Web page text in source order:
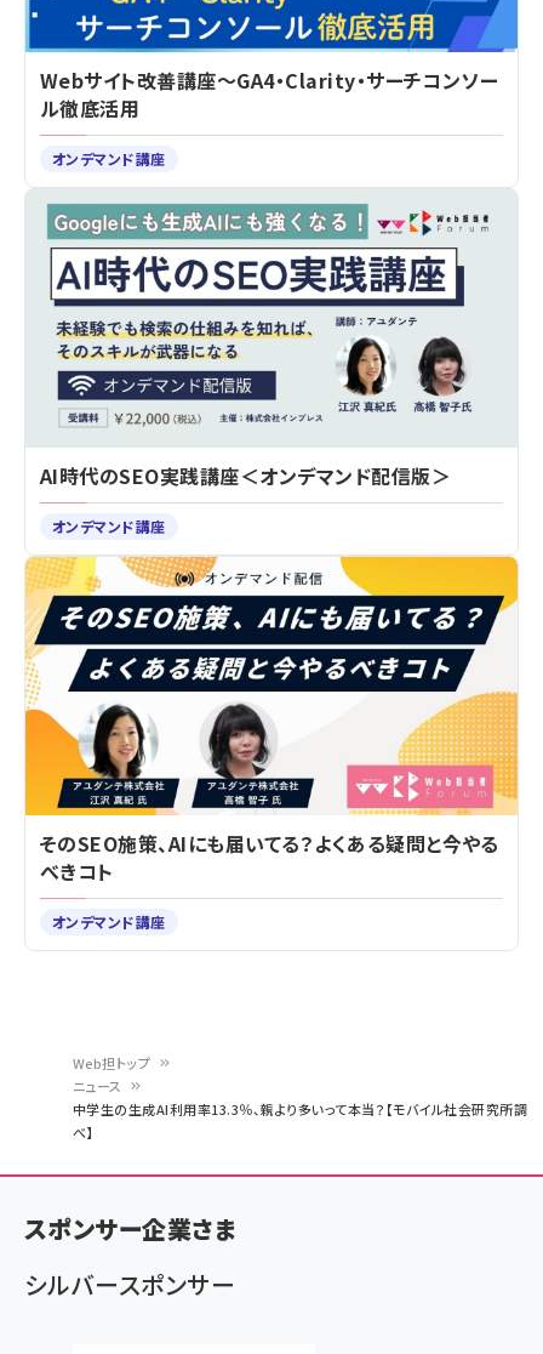
く
ず
Web担トップ
ニュース
中学生の生成AI利用率13.3％、親より多いって本当？【モバイル社会研究所調
べ】
Webサイト改善講座～GA4・Clarity・サーチコンソー
ル徹底活用
オンデマンド講座
AI時代のSEO実践講座＜オンデマンド配信版＞
オンデマンド講座
そのSEO施策、AIにも届いてる？よくある疑問と今やる
べきコト
オンデマンド講座
スポンサー企業さま
シルバースポンサー